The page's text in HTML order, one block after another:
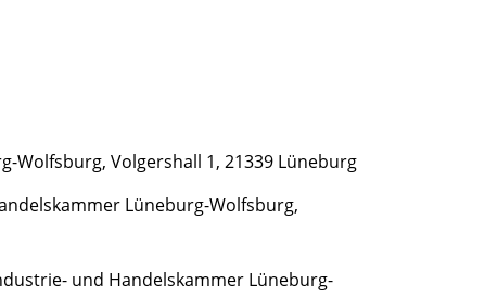
Wolfsburg, Volgershall 1, 21339 Lüneburg
Lüneburg-Wolfsburg,
und Handelskammer Lüneburg-